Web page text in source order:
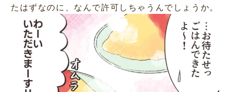
たはずなのに、なんで許可しちゃうんでしょうか。